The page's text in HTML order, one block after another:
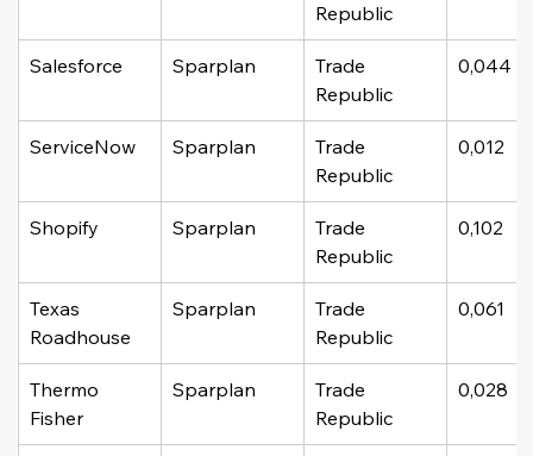
Republic
Salesforce Sparplan
Trade
Republic
0,044
ServiceNow Sparplan
Trade
Republic
0,012
Shopify Sparplan
Trade
Republic
0,102
Texas
Roadhouse
Sparplan
Trade
Republic
0,061
Thermo
Fisher
Sparplan
Trade
Republic
0,028